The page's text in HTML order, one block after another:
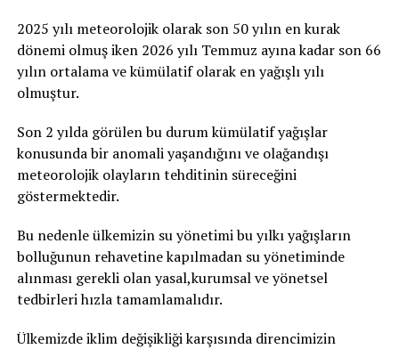
2025 yılı meteorolojik olarak son 50 yılın en kurak
dönemi olmuş iken 2026 yılı Temmuz ayına kadar son 66
yılın ortalama ve kümülatif olarak en yağışlı yılı
olmuştur.
Son 2 yılda görülen bu durum kümülatif yağışlar
konusunda bir anomali yaşandığını ve olağandışı
meteorolojik olayların tehditinin süreceğini
göstermektedir.
Bu nedenle ülkemizin su yönetimi bu yılkı yağışların
bolluğunun rehavetine kapılmadan su yönetiminde
alınması gerekli olan yasal,kurumsal ve yönetsel
tedbirleri hızla tamamlamalıdır.
Ülkemizde iklim değişikliği karşısında direncimizin